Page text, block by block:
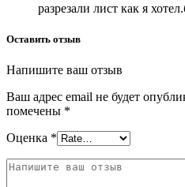
разрезали лист как я
Оставить отзыв
Напишите ваш отзыв
Ваш адрес email не будет
помечены *
Оценка *